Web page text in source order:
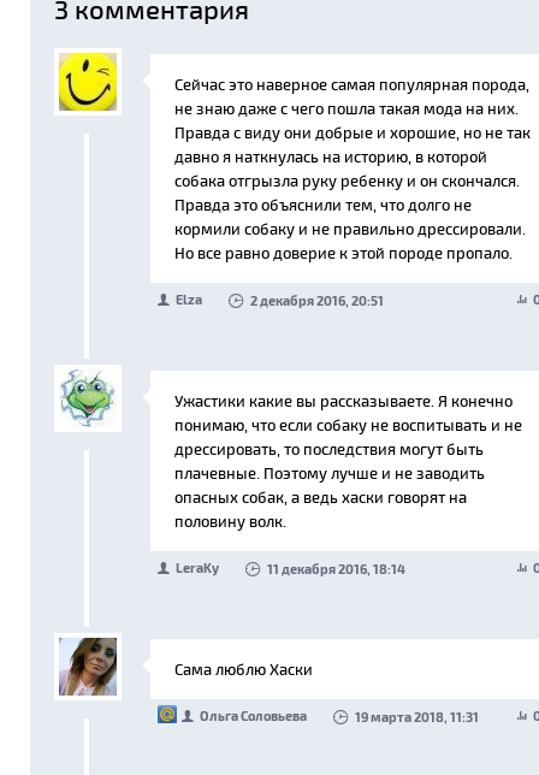
3 комментария
Сейчас это наверное самая популярная порода,
не знаю даже с чего пошла такая мода на них.
Правда с виду они добрые и хорошие, но не так
давно я наткнулась на историю, в которой
собака отгрызла руку ребенку и он скончался.
Правда это объяснили тем, что долго не
кормили собаку и не правильно дрессировали.
Но все равно доверие к этой породе пропало.
Elza 2 декабря 2016, 20:51
Ужастики какие вы рассказываете. Я конечно
понимаю, что если собаку не воспитывать и не
дрессировать, то последствия могут быть
плачевные. Поэтому лучше и не заводить
опасных собак, а ведь хаски говорят на
половину волк.
LeraKy 11 декабря 2016, 18:14
Сама люблю Хаски
Ольга Соловьева 19 марта 2018, 11:31